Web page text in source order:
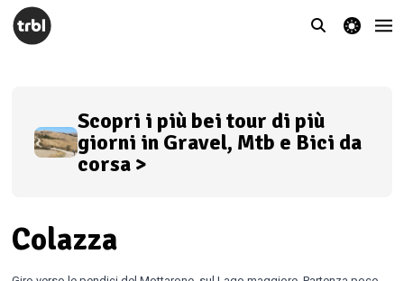
theme switcher
Scopri i più bei tour di più
giorni in Gravel, Mtb e Bici da
corsa >
Colazza